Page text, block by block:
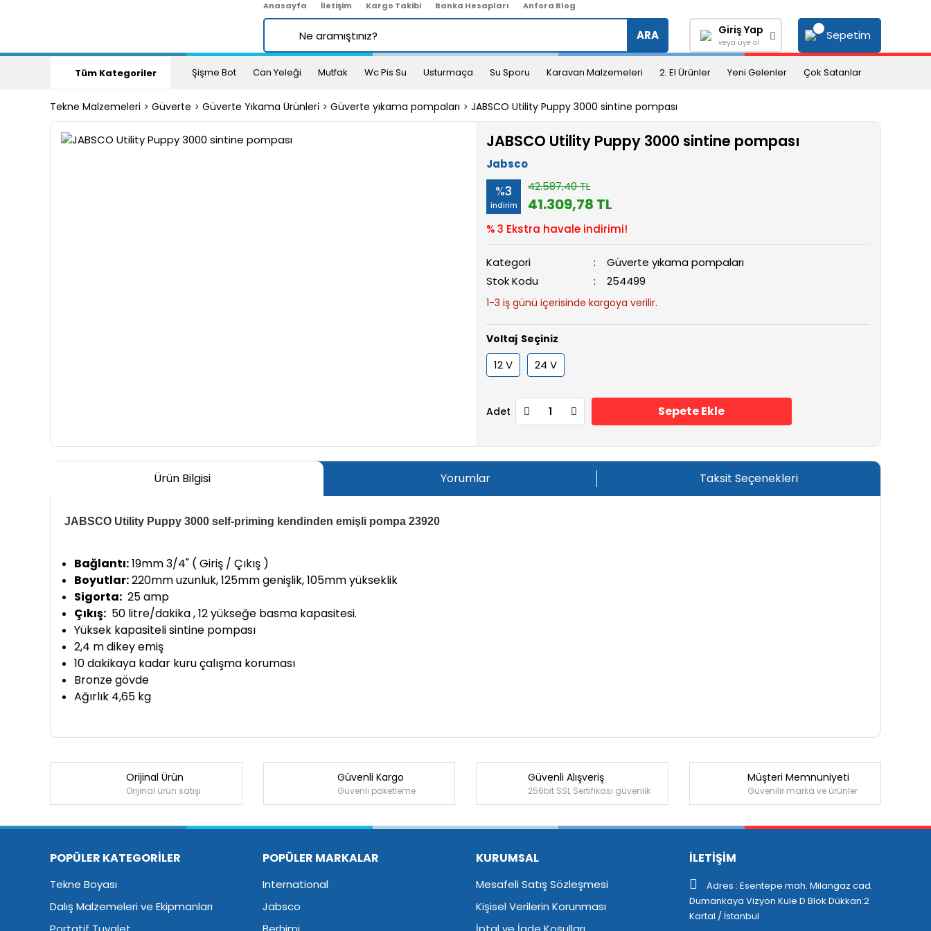
Anasayfa İletişim Kargo Takibi Banka Hesapları Anfora Blog
ARA Giriş Yap
veya üye ol
Sepetim
Tüm Kategoriler Şişme Bot Can Yeleği Mutfak Wc Pis Su Usturmaça Su Sporu Karavan Malzemeleri 2. El Ürünler Yeni Gelenler Çok Satanlar
Tekne Malzemeleri Güverte Güverte Yıkama Ürünleri̇ Güverte yıkama pompaları JABSCO Utility Puppy 3000 sintine pompası
JABSCO Utility Puppy 3000 sintine pompası
Jabsco
%3
indirim
42.587,40 TL
41.309,78 TL
% 3 Ekstra havale indirimi!
Kategori
Güverte yıkama pompaları
Stok Kodu
254499
1-3 iş günü içerisinde kargoya verilir.
Voltaj
12 V 24 V
Adet Sepete Ekle
Ürün Bilgisi Yorumlar Taksit Seçenekleri
JABSCO Utility Puppy 3000 self-priming kendinden emişli pompa 23920
Bağlantı:19mm 3/4" ( Giriş / Çıkış )
Boyutlar:220mm uzunluk, 125mm genişlik, 105mm yükseklik
Sigorta: 25 amp
Çıkış: 50 litre/dakika , 12 yükseğe basma kapasitesi.
Yüksek kapasiteli sintine pompası
2,4 m dikey emiş
10 dakikaya kadar kuru çalışma koruması
Bronze gövde
Ağırlık 4,65 kg
Bu ürüne ilk yorumu siz yapın!
Orijinal Ürün
Orijinal ürün satışı
Güvenli Kargo
Güvenli paketleme
Güvenli Alışveriş
256bit SSL Sertifikası güvenlik
Müşteri Memnuniyeti
Güvenilir marka ve ürünler
POPÜLER KATEGORİLER
Tekne Boyası
Dalış Malzemeleri ve Ekipmanları
POPÜLER MARKALAR
International
Jabsco
KURUMSAL
Mesafeli Satış Sözleşmesi
Kişisel Verilerin Korunması
İLETİŞİM
Adres : Esentepe mah. Milangaz cad.
Dumankaya Vizyon Kule D Blok Dükkan:2
Kartal / İstanbul